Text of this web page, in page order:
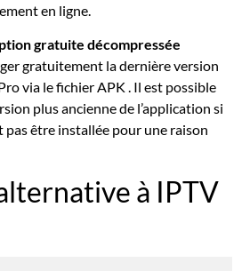
en ligne.
gratuite décompressée
gratuitement la dernière version
via le fichier APK . Il est possible
plus ancienne de l’application si
être installée pour une raison
à IPTV